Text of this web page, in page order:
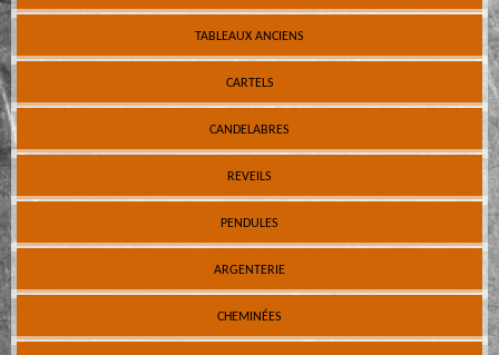
TABLEAUX ANCIENS
CARTELS
CANDELABRES
REVEILS
PENDULES
ARGENTERIE
CHEMINÉES